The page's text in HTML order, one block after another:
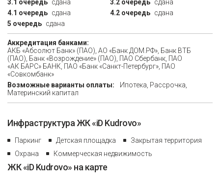
3.1 очередь сдана 3.2 очередь сдана
4.1 очередь сдана 4.2 очередь сдана
5 очередь сдана
Аккредитация банками:
АКБ «Абсолют Банк» (ПАО), АО «Банк ДОМ.РФ», Банк ВТБ
(ПАО), Банк «Возрождение» (ПАО), ПАО Сбербанк, ПАО
«АК БАРС» БАНК, ПАО «Банк «Санкт-Петербург», ПАО
«Совкомбанк»
Возможные варианты оплаты:
Ипотека, Рассрочка,
Материнский капитал
Инфраструктура ЖК «iD Kudrovo»
Паркинг Детская площадка
Закрытая территория
Охрана
Коммерческая недвижимость
ЖК «iD Kudrovo» на карте